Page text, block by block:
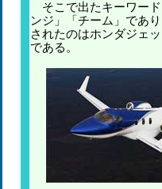
そこで出たキーワー
ンジ」「チーム」であ
されたのはホンダジェ
である。